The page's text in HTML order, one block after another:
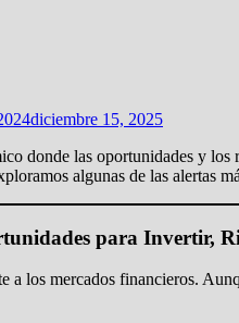
diciembre 15, 2025
donde las oportunidades y los
algunas de las alertas
para Invertir,
a los mercados financieros.